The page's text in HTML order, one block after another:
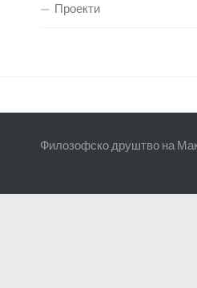
Проекти
Филозофско друштво на